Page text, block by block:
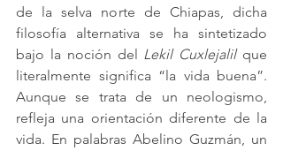
de la selva norte de Chiapas, dicha
filosofía alternativa se ha sintetizado
bajo la noción del Lekil Cuxlejalil que
literalmente significa “la vida buena”.
Aunque se trata de un neologismo,
refleja una orientación diferente de la
vida. En palabras Abelino Guzmán, un